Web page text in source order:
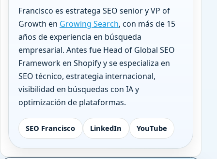
Francisco es estratega SEO senior y VP of
Growth en Growing Search, con más de 15
años de experiencia en búsqueda
empresarial. Antes fue Head of Global SEO
Framework en Shopify y se especializa en
SEO técnico, estrategia internacional,
visibilidad en búsquedas con IA y
optimización de plataformas.
SEO Francisco LinkedIn YouTube